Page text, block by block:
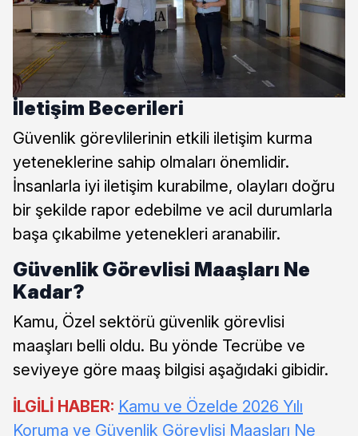
İletişim Becerileri
Güvenlik görevlilerinin etkili iletişim kurma
yeteneklerine sahip olmaları önemlidir.
İnsanlarla iyi iletişim kurabilme, olayları doğru
bir şekilde rapor edebilme ve acil durumlarla
başa çıkabilme yetenekleri aranabilir.
Güvenlik Görevlisi Maaşları Ne
Kadar?
Kamu, Özel sektörü güvenlik görevlisi
maaşları belli oldu. Bu yönde Tecrübe ve
seviyeye göre maaş bilgisi aşağıdaki gibidir.
İLGİLİ HABER: Kamu ve Özelde 2026 Yılı
Koruma ve Güvenlik Görevlisi Maaşları Ne